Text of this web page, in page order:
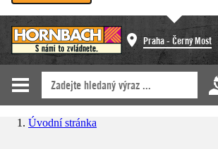
Praha - Černý Most
Úvodní stránka